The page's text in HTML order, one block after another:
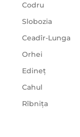
Codru
Slobozia
Ceadîr-Lunga
Orhei
Edineț
Cahul
Rîbnița